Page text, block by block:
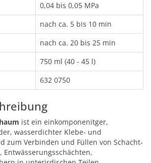
0,04 bis 0,05 MPa
nach ca. 5 bis 10 min
nach ca. 20 bis 25 min
750 ml (40 - 45 l)
632 0750
ist ein einkomponenitger,
wasserdichter Klebe- und
zum Verbinden und Füllen von Schacht-